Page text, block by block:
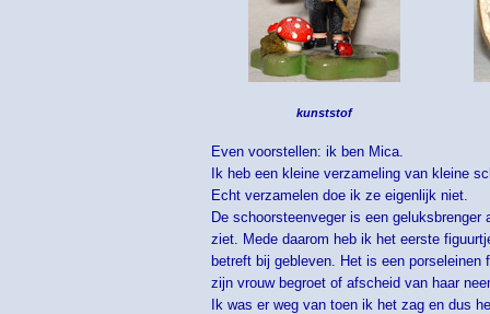
kunststof
Even voorstellen: ik ben Mica.
Ik heb een kleine verzameling van kleine
Echt verzamelen doe ik ze eigenlijk niet.
De schoorsteenveger is een
ziet. Mede daarom heb ik het eerste
betreft bij gebleven. Het is een
zijn vrouw begroet of afscheid van haar
Ik was er weg van toen ik het zag en dus